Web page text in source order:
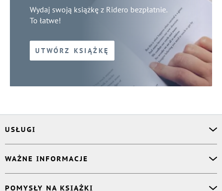
Wydaj swoją książkę z Ridero bezpłatnie.
To łatwe!
UTWÓRZ KSIĄŻKĘ
USŁUGI
Korektor
Projektant okładki
WAŻNE INFORMACJE
POMYSŁY NA KSIĄŻKI